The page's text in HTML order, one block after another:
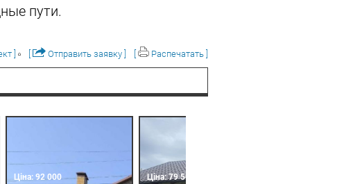
пути.
] Отправить заявку ] Распечатать ]
Ціна: 92 000
Ціна: 79 500